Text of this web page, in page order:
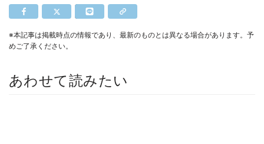
※本記事は掲載時点の情報であり、最新のものとは異なる場合があります。予
めご了承ください。
あわせて読みたい